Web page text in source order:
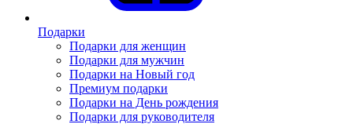
Подарки
Подарки для женщин
Подарки для мужчин
Подарки на Новый год
Премиум подарки
Подарки на День рождения
Подарки для руководителя